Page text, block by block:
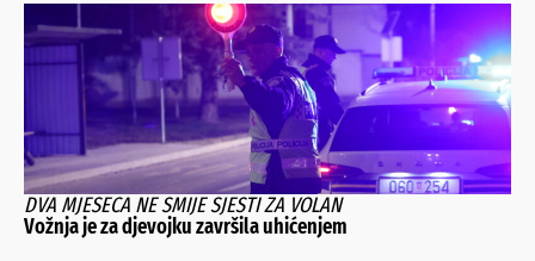
DVA MJESECA NE SMIJE SJESTI ZA VOLAN
Vožnja je za djevojku završila uhićenjem